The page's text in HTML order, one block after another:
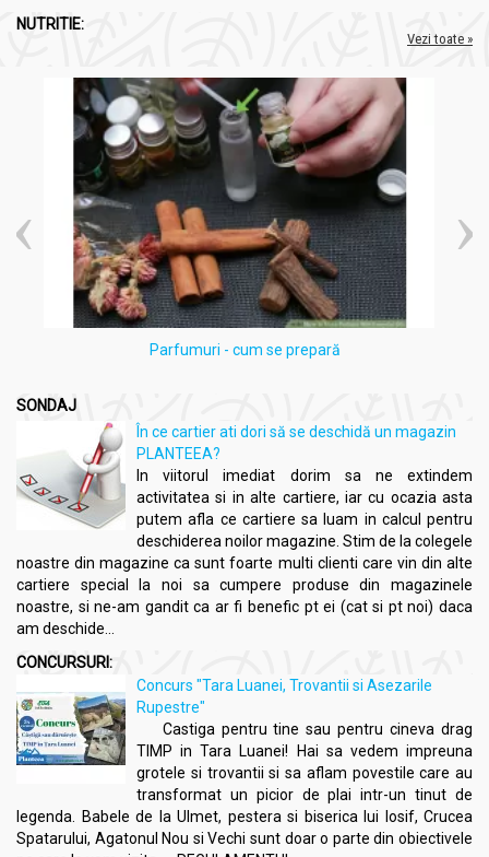
NUTRITIE:
Vezi toate »
Parfumuri - cum se prepară
SONDAJ
În ce cartier ati dori să se deschidă un magazin
PLANTEEA?
In viitorul imediat dorim sa ne extindem
activitatea si in alte cartiere, iar cu ocazia asta
putem afla ce cartiere sa luam in calcul pentru
deschiderea noilor magazine. Stim de la colegele
noastre din magazine ca sunt foarte multi clienti care vin din alte
cartiere special la noi sa cumpere produse din magazinele
noastre, si ne-am gandit ca ar fi benefic pt ei (cat si pt noi) daca
am deschide...
CONCURSURI:
Concurs "Tara Luanei, Trovantii si Asezarile
Rupestre"
Castiga pentru tine sau pentru cineva drag
TIMP in Tara Luanei! Hai sa vedem impreuna
grotele si trovantii si sa aflam povestile care au
transformat un picior de plai intr-un tinut de
legenda. Babele de la Ulmet, pestera si biserica lui Iosif, Crucea
Spatarului, Agatonul Nou si Vechi sunt doar o parte din obiectivele